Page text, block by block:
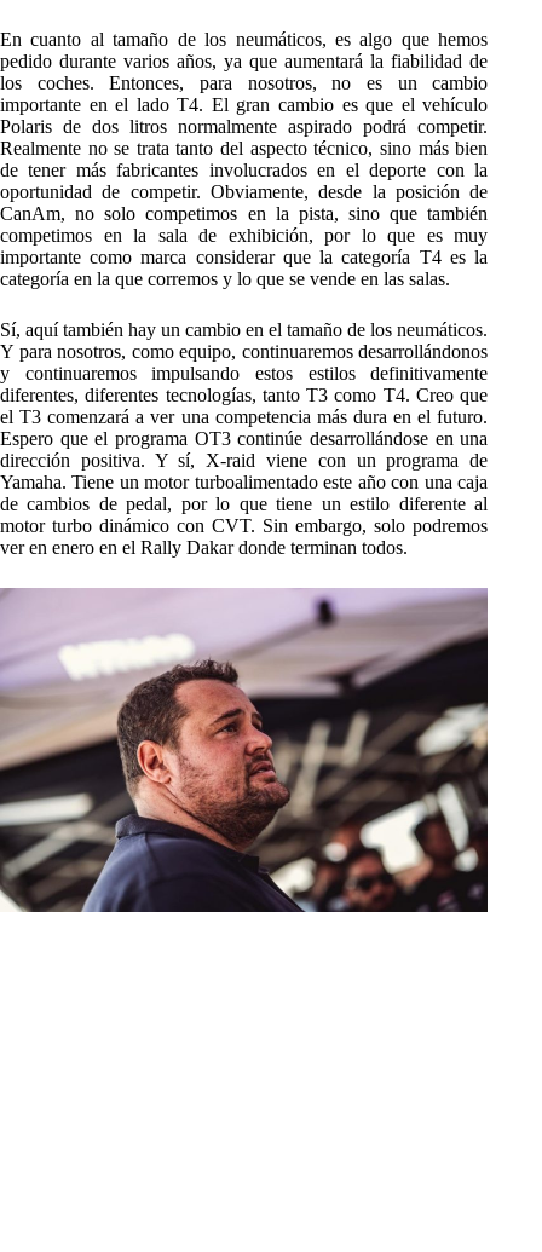
En cuanto al tamaño de los neumáticos, es algo que hemos
pedido durante varios años, ya que aumentará la fiabilidad de
los coches. Entonces, para nosotros, no es un cambio
importante en el lado T4. El gran cambio es que el vehículo
Polaris de dos litros normalmente aspirado podrá competir.
Realmente no se trata tanto del aspecto técnico, sino más bien
de tener más fabricantes involucrados en el deporte con la
oportunidad de competir. Obviamente, desde la posición de
CanAm, no solo competimos en la pista, sino que también
competimos en la sala de exhibición, por lo que es muy
importante como marca considerar que la categoría T4 es la
categoría en la que corremos y lo que se vende en las salas.
Sí, aquí también hay un cambio en el tamaño de los neumáticos.
Y para nosotros, como equipo, continuaremos desarrollándonos
y continuaremos impulsando estos estilos definitivamente
diferentes, diferentes tecnologías, tanto T3 como T4. Creo que
el T3 comenzará a ver una competencia más dura en el futuro.
Espero que el programa OT3 continúe desarrollándose en una
dirección positiva. Y sí, X-raid viene con un programa de
Yamaha. Tiene un motor turboalimentado este año con una caja
de cambios de pedal, por lo que tiene un estilo diferente al
motor turbo dinámico con CVT. Sin embargo, solo podremos
ver en enero en el Rally Dakar donde terminan todos.